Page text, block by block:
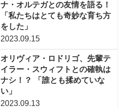
ナ・オルテガとの友情を語る！
「私たちはとても奇妙な育ち方
をした」
2023.09.15
オリヴィア・ロドリゴ、先輩テ
イラー・スウィフトとの確執は
ナシ！？ 「誰とも揉めていな
い」
2023.09.13